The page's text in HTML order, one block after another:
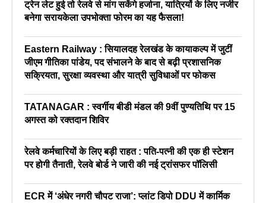
ट्रेन लेट हुई तो रेलवे से मांग सकेंगे हर्जाना, यात्रियों के लिए नजीर
बनेगा सरायकेला उपभोक्ता फोरम का यह फैसला!
Eastern Railway : सियालदह रेलखंड के कायाकल्प में जुटीं
जीएम गीतिका पांडेय, पद संभालने के बाद से बढ़ी प्रशासनिक
सक्रियता, सुरक्षा व्यवस्था और यात्री सुविधाओं पर फोकस
TATANAGAR : स्वर्गीय बीडी मंडल की 9वीं पुण्यतिथि पर 15
अगस्त को रक्तदान शिविर
रेलवे कर्मचारियों के लिए बड़ी राहत : पति-पत्नी की एक ही स्टेशन
पर होगी तैनाती, रेलवे बोर्ड ने जारी की नई ट्रांसफर पॉलिसी
ECR में ‘अंधेर नगरी चौपट राजा’: प्लांट डिपो DDU में कार्मिक